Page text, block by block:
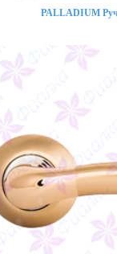
PALLADIUM